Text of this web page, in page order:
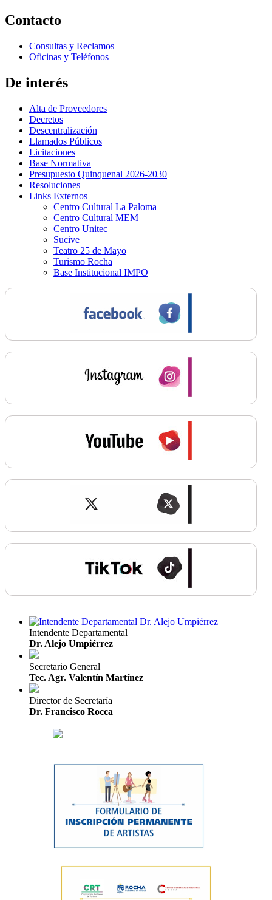
Contacto
Consultas y Reclamos
Oficinas y Teléfonos
De interés
Alta de Proveedores
Decretos
Descentralización
Llamados Públicos
Licitaciones
Base Normativa
Presupuesto Quinquenal 2026-2030
Resoluciones
Links Externos
Centro Cultural La Paloma
Centro Cultural MEM
Centro Unitec
Sucive
Teatro 25 de Mayo
Turismo Rocha
Base Institucional IMPO
Intendente Departamental
Dr. Alejo Umpiérrez
Secretario General
Tec. Agr. Valentín Martínez
Director de Secretaría
Dr. Francisco Rocca